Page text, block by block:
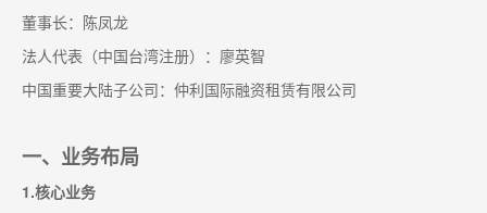
董事长：陈凤龙
法人代表（中国台湾注册）：廖英智
中国重要大陆子公司：仲利国际融资租赁有限公司
一、业务布局
1.核心业务